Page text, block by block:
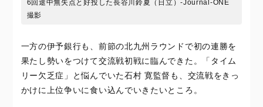
6回途中無失点と好投した長谷川鈴夏（日立）‐Journal-ONE
撮影
一方の伊予銀行も、前節の北九州ラウンドで初の連勝を
果たし勢いをつけて交流戦初戦に臨んできた。「タイム
リー欠乏症」と悩んでいた石村 寛監督も、交流戦をきっ
かけに上位争いに食い込んでいきたいところ。